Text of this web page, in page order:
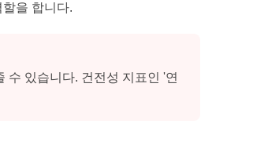
을 합니다.
수 있습니다. 건전성 지표인 '연